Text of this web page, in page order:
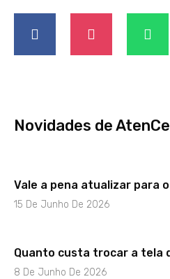
Novidades de
Vale a pena atualizar para o
15 De Junho De 2026
Quanto custa trocar a tela
8 De Junho De 2026